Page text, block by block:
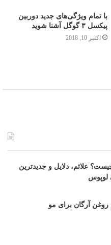
با تمام ویژگی‌های جدید دوربین
پیکسل ۳ گوگل آشنا شوید
اکتبر 10, 2018
علائم، دلایل و جدیدترین
لوپوس
آرگان برای مو